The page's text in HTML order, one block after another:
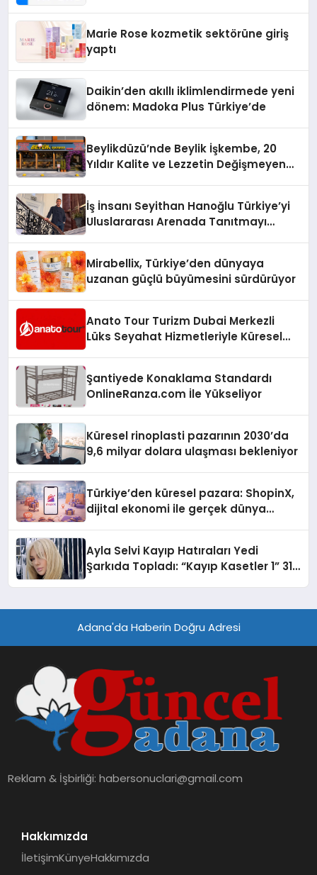
Marie Rose kozmetik sektörüne giriş
yaptı
Daikin’den akıllı iklimlendirmede yeni
dönem: Madoka Plus Türkiye’de
Beylikdüzü’nde Beylik İşkembe, 20
Yıldır Kalite ve Lezzetin Değişmeyen
İş İnsanı Seyithan Hanoğlu Türkiye’yi
Uluslararası Arenada Tanıtmayı
Mirabellix, Türkiye’den dünyaya
uzanan güçlü büyümesini sürdürüyor
Anato Tour Turizm Dubai Merkezli
Lüks Seyahat Hizmetleriyle Küresel
Şantiyede Konaklama Standardı
OnlineRanza.com İle Yükseliyor
Küresel rinoplasti pazarının 2030’da
9,6 milyar dolara ulaşması bekleniyor
Türkiye’den küresel pazara: ShopinX,
dijital ekonomi ile gerçek dünya
Ayla Selvi Kayıp Hatıraları Yedi
Şarkıda Topladı: “Kayıp Kasetler 1” 31
Adana'da Haberin Doğru Adresi
Reklam & İşbirliği:habersonuclari@gmail.com
Hakkımızda
İletişimKünyeHakkımızda